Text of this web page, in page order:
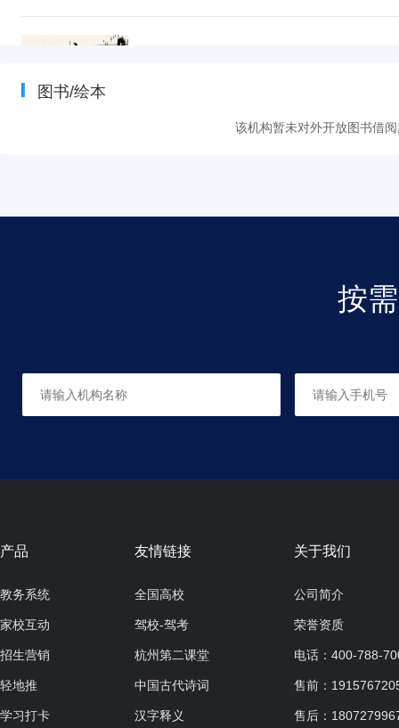
适合人群：
图书/绘本
该机构暂未对外开放图书借
按
产品
教务系统
家校互动
招生营销
轻地推
学习打卡
友情链接
全国高校
驾校-驾考
杭州第二课堂
中国古代诗词
汉字释义
关于我们
公司简介
荣誉资质
电话：400-788-
售前：
售后：